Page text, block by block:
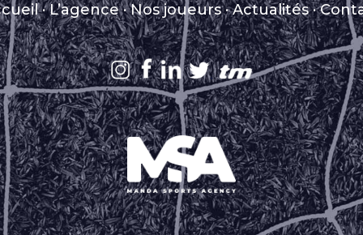
·L’agence·Nos joueurs·Actualités·
.